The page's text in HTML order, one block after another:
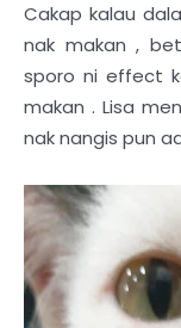
Cakap kalau
nak makan ,
sporo ni effect
makan . Lisa
nak nangis pun